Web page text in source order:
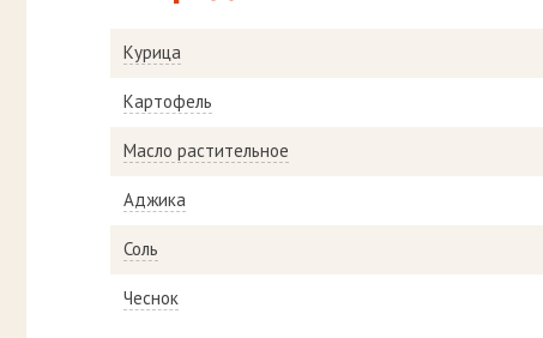
Курица
Картофель
Масло растительное
Аджика
Соль
Чеснок